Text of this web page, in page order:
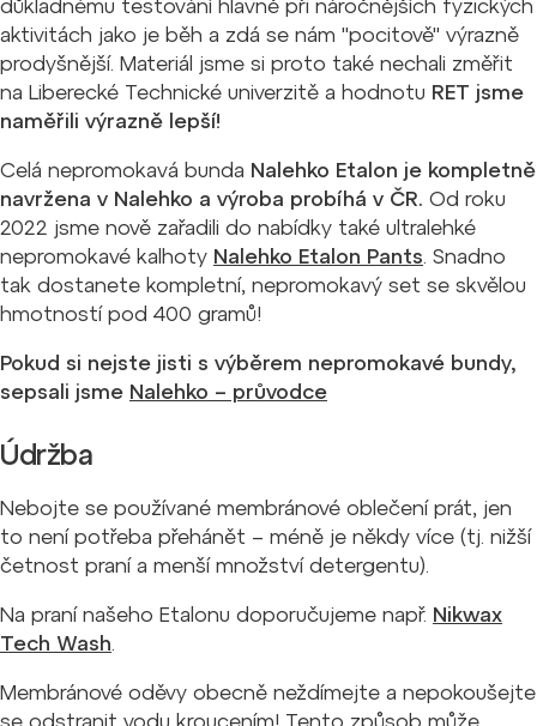
důkladnému testování hlavně při náročnějších fyzických
aktivitách jako je běh a zdá se nám "pocitově" výrazně
prodyšnější. Materiál jsme si proto také nechali změřit
na Liberecké Technické univerzitě a hodnotu RET jsme
naměřili výrazně lepší!
Celá nepromokavá bunda Nalehko Etalon je kompletně
navržena v Nalehko a výroba probíhá v ČR. Od roku
2022 jsme nově zařadili do nabídky také ultralehké
nepromokavé kalhoty Nalehko Etalon Pants. Snadno
tak dostanete kompletní, nepromokavý set se skvělou
hmotností pod 400 gramů!
Pokud si nejste jisti s výběrem nepromokavé bundy,
sepsali jsme Nalehko – průvodce
Údržba
Nebojte se používané membránové oblečení prát, jen
to není potřeba přehánět – méně je někdy více (tj. nižší
četnost praní a menší množství detergentu).
Na praní našeho Etalonu doporučujeme např. Nikwax
Tech Wash.
Membránové oděvy obecně neždímejte a nepokoušejte